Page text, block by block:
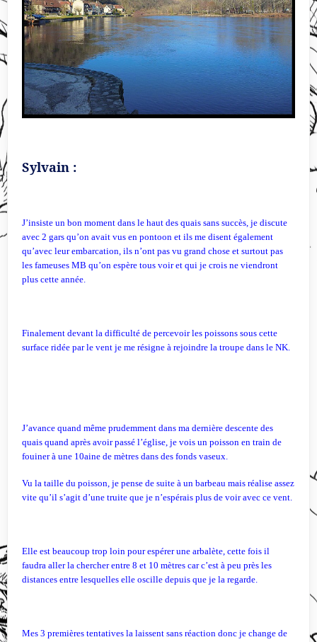
Sylvain :
J’insiste un bon moment dans le haut des quais sans succès, je discute
avec 2 gars qu’on avait vus en pontoon et ils me disent également
qu’avec leur embarcation, ils n’ont pas vu grand chose et surtout pas
les fameuses MB qu’on espère tous voir et qui je crois ne viendront
plus cette année.
Finalement devant la difficulté de percevoir les poissons sous cette
surface ridée par le vent je me résigne à rejoindre la troupe dans le NK.
J’avance quand même prudemment dans ma dernière descente des
quais quand après avoir passé l’église, je vois un poisson en train de
fouiner à une 10aine de mètres dans des fonds vaseux.
Vu la taille du poisson, je pense de suite à un barbeau mais réalise assez
vite qu’il s’agit d’une truite que je n’espérais plus de voir avec ce vent.
Elle est beaucoup trop loin pour espérer une arbalète, cette fois il
faudra aller la chercher entre 8 et 10 mètres car c’est à peu près les
distances entre lesquelles elle oscille depuis que je la regarde.
Mes 3 premières tentatives la laissent sans réaction donc je change de